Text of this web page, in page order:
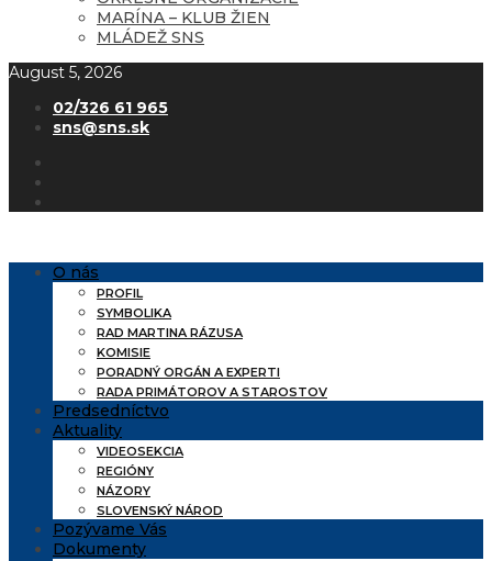
MARÍNA – KLUB ŽIEN
MLÁDEŽ SNS
August 5, 2026
02/326 61 965
sns@sns.sk
O nás
PROFIL
SYMBOLIKA
RAD MARTINA RÁZUSA
KOMISIE
PORADNÝ ORGÁN A EXPERTI
RADA PRIMÁTOROV A STAROSTOV
Predsedníctvo
Aktuality
VIDEOSEKCIA
REGIÓNY
NÁZORY
SLOVENSKÝ NÁROD
Pozývame Vás
Dokumenty